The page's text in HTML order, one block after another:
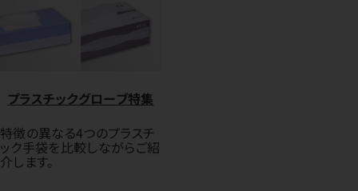
プラスチックグローブ特集
特徴の異なる4つのプラスチ
ック手袋を比較しながらご紹
介します。